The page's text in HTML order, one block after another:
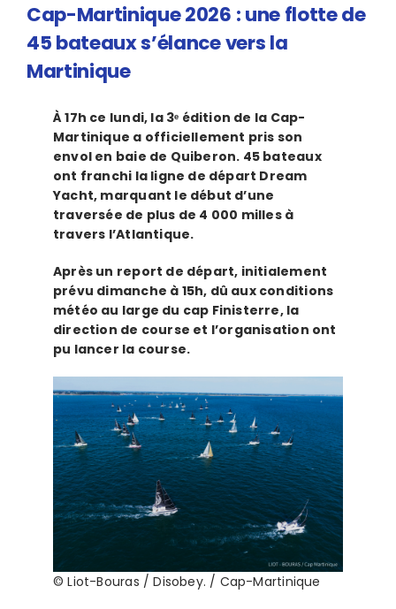
Cap-Martinique 2026 : une flotte de
45 bateaux s’élance vers la
Martinique
À 17h ce lundi, la 3ᵉ édition de la Cap-
Martinique a officiellement pris son
envol en baie de Quiberon. 45 bateaux
ont franchi la ligne de départ Dream
Yacht, marquant le début d’une
traversée de plus de 4 000 milles à
travers l’Atlantique.
Après un report de départ, initialement
prévu dimanche à 15h, dû aux conditions
météo au large du cap Finisterre, la
direction de course et l’organisation ont
pu lancer la course.
© Liot-Bouras / Disobey. / Cap-Martinique